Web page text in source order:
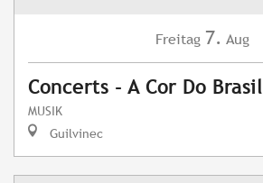
Freitag 7. Aug
Concerts - A Cor Do
MUSIK
Guilvinec